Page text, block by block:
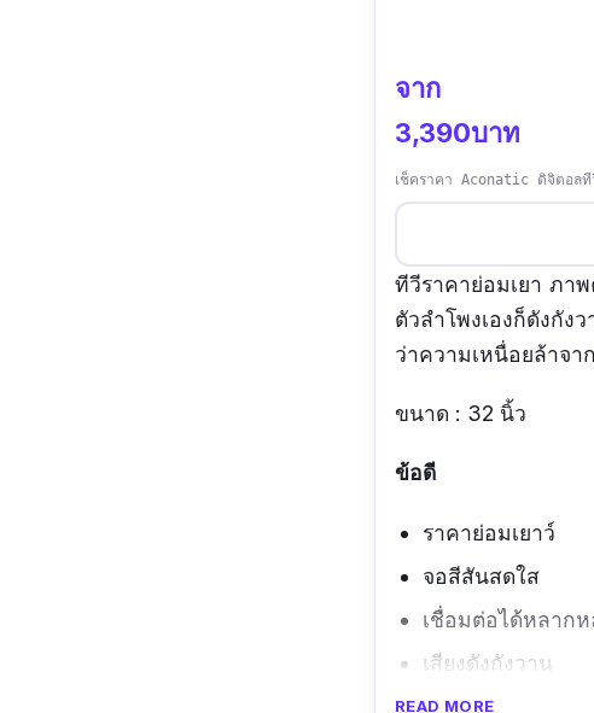
จาก
3,390บาท
เช็คราคา Aconatic ดิจิตอล
ทีวีราคาย่อมเยา ภา
ตัวลำโพงเองก็ดังกัง
ว่าความเหนื่อยล้าจ
ขนาด : 32 นิ้ว
ข้อดี
ราคาย่อมเยาว์
จอสีสันสดใส
เชื่อมต่อได้หลากห
เสียงดังกังวาน
READ MORE